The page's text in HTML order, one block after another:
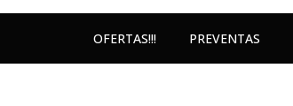
OFERTAS!!! PREVENTAS